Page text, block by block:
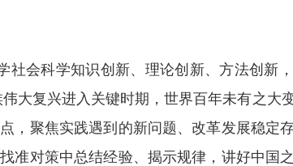
会科学知识创新、理论创新、方法创新
大复兴进入关键时期，世界百年未有之大
，聚焦实践遇到的新问题、改革发展稳定
准对策中总结经验、揭示规律，讲好中国